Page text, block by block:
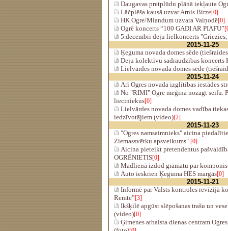
Daugavas pretplūdu plānā iekļauta
Lāčplēša kausā uzvar Arnis Birze[0]
HK Ogre/Miandum uzvara Vaiņodē[0]
Ogrē koncerts “100 GADI AR PIAFU”
5.decembrī deju lielkoncerts
2015-11-25
Ķeguma novada domes sēde
Deju kolektīvu sadraudzības koncerts
Lielvārdes novada domes sēde
2015-11-24
Arī Ogres novada izglītības iestādes
No "RIMI" Ogrē mēģina nozagt seifu.
lieciniekus[0]
Lielvārdes novada domes vadība
iedzīvotājiem (video)[2]
2015-11-23
"Ogres namsaimnieks" aicina
Ziemassvētku apsveikums" [0]
Aicina pieteikt pretendentus
OGRĒNIETIS[0]
Madlienā izdod grāmatu par
Auto ieskrien Ķeguma HES margās[0]
2015-11-21
Informē par Valsts kontroles revīzijā
Remte”[3]
Ikšķilē apgūst slēpošanas trašu un
(video)[0]
Ģimenes atbalsta dienas centram